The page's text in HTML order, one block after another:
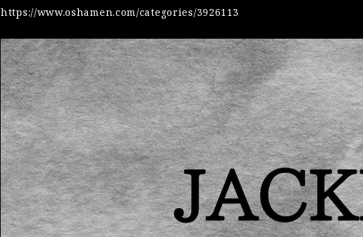
https://www.oshamen.com/categories/3926113